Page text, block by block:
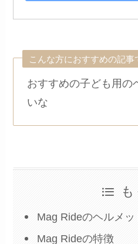
こんな方におすすめの記事
おすすめの子ども用の
いな
も
Mag Rideのヘルメッ
Mag Rideの特徴